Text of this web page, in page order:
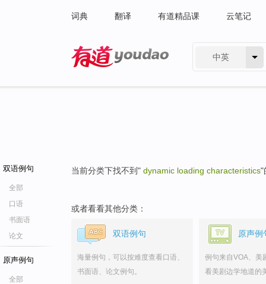
词典 翻译 有道精品课 云笔记
中英
双语例句
全部
口语
书面语
论文
原声例句
全部
当前分类下找不到" dynamic loading characteristics"
或者看看其他分类：
双语例句
海量例句，可以按难度查看口语、
书面语、论文例句。
原声例
例句来自VOA、美
看美剧边学地道的